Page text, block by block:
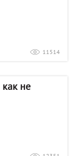
11514
не